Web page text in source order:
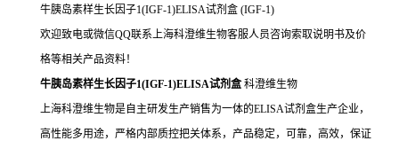
牛胰岛素样生长因子1(IGF-1)ELISA试剂盒 (IGF-1)
欢迎致电或微信QQ联系上海科澄维生物客服人员咨询索取说明书及价
格等相关产品资料！
牛胰岛素样生长因子1(IGF-1)ELISA试剂盒 科澄维生物
上海科澄维生物是自主研发生产销售为一体的ELISA试剂盒生产企业，
高性能多用途，严格内部质控把关体系，产品稳定，可靠，高效，保证